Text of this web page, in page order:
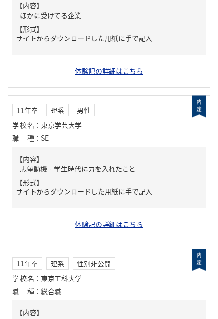
【内容】
ほかに受けてる企業
【形式】
サイトからダウンロードした用紙に手で記入
体験記の詳細はこちら
11年卒 理系
男性
学校名 ： 東京学芸大学
職種 ： SE
【内容】
志望動機・学生時代に力を入れたこと
【形式】
サイトからダウンロードした用紙に手で記入
体験記の詳細はこちら
11年卒 理系
性別非公開
学校名 ： 東京工科大学
職種 ： 総合職
【内容】